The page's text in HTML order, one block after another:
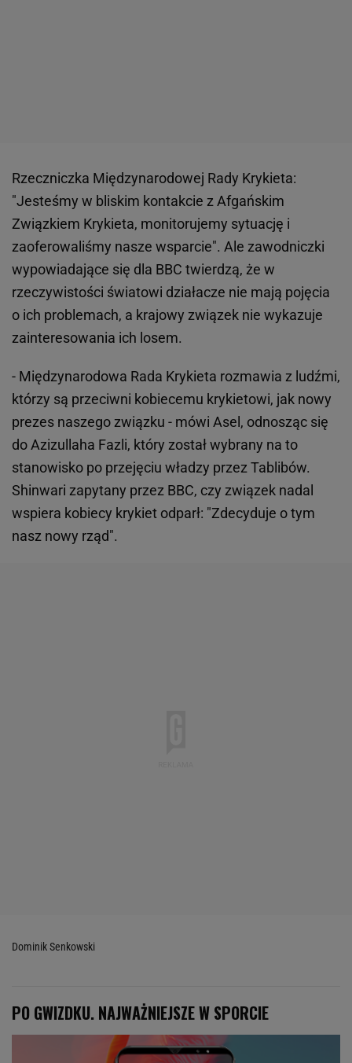
Rzeczniczka Międzynarodowej Rady Krykieta:
"Jesteśmy w bliskim kontakcie z Afgańskim
Związkiem Krykieta, monitorujemy sytuację i
zaoferowaliśmy nasze wsparcie". Ale zawodniczki
wypowiadające się dla BBC twierdzą, że w
rzeczywistości światowi działacze nie mają pojęcia
o ich problemach, a krajowy związek nie wykazuje
zainteresowania ich losem.
- Międzynarodowa Rada Krykieta rozmawia z ludźmi,
którzy są przeciwni kobiecemu krykietowi, jak nowy
prezes naszego związku - mówi Asel, odnosząc się
do Azizullaha Fazli, który został wybrany na to
stanowisko po przejęciu władzy przez Tablibów.
Shinwari zapytany przez BBC, czy związek nadal
wspiera kobiecy krykiet odparł: "Zdecyduje o tym
nasz nowy rząd".
Dominik Senkowski